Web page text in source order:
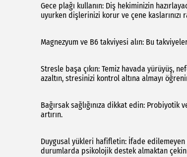
Gece plağı kullanın: Diş hekiminizin
uyurken dişlerinizi korur ve çene kaslarınızı
Magnezyum ve B6 takviyesi alın: Bu
Stresle başa çıkın: Temiz havada yürüyüş,
azaltın, stresinizi kontrol altına almayı
Bağırsak sağlığınıza dikkat edin:
artırın.
Duygusal yükleri hafifletin: İfade edilemeyen
durumlarda psikolojik destek almaktan